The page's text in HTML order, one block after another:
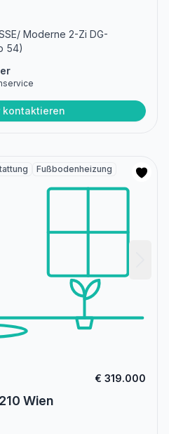
Moderne 2-Zi DG-
54)
kontaktieren
Fußbodenheizung
€ 319.000
Wien